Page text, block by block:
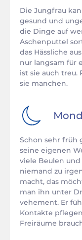
Die Jungfrau
gesund und
die Dinge auf
Aschenputtel
das Hässliche
nur langsam für
ist sie auch
sie manchen.
Schon sehr früh
seine eigenen
viele Beulen
niemand zu
macht, das
man ihn unter
vehement. Er
Kontakte
Freiräume